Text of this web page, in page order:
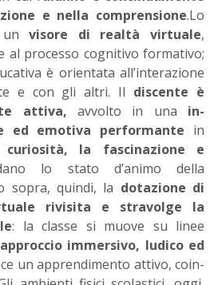
e nella comprensione.Lo
unvisore di realtà virtuale,
al processo cognitivo formativo;
è orientata all’interazione
e con gli altri. Il discente è
attiva, avvolto in una in­
ed emotiva performante in
curiosità, la fascinazione e
lo stato d’animo della
sopra, quindi, la dotazione di
rivisita e stravolge la
: la classe si muove su linee
approccio immersivo, ludico ed
un apprendimento attivo, coin­